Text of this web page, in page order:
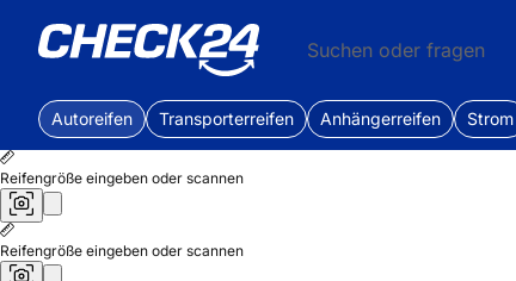
Suchen oder fragen
Autoreifen Transporterreifen Anhängerreifen Strom
Reifengröße eingeben oder scannen
Reifengröße eingeben oder scannen